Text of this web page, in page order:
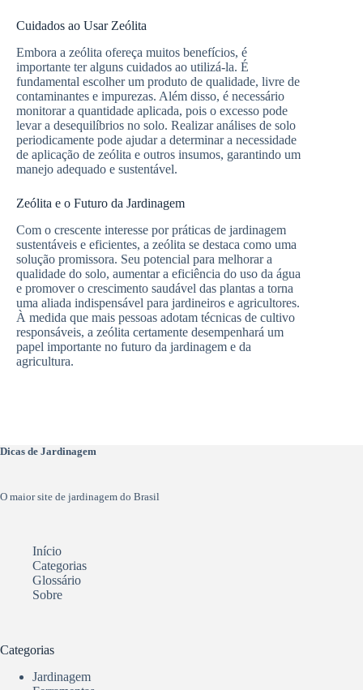
Cuidados ao Usar Zeólita
Embora a zeólita ofereça muitos benefícios, é
importante ter alguns cuidados ao utilizá-la. É
fundamental escolher um produto de qualidade, livre de
contaminantes e impurezas. Além disso, é necessário
monitorar a quantidade aplicada, pois o excesso pode
levar a desequilíbrios no solo. Realizar análises de solo
periodicamente pode ajudar a determinar a necessidade
de aplicação de zeólita e outros insumos, garantindo um
manejo adequado e sustentável.
Zeólita e o Futuro da Jardinagem
Com o crescente interesse por práticas de jardinagem
sustentáveis e eficientes, a zeólita se destaca como uma
solução promissora. Seu potencial para melhorar a
qualidade do solo, aumentar a eficiência do uso da água
e promover o crescimento saudável das plantas a torna
uma aliada indispensável para jardineiros e agricultores.
À medida que mais pessoas adotam técnicas de cultivo
responsáveis, a zeólita certamente desempenhará um
papel importante no futuro da jardinagem e da
agricultura.
Dicas de Jardinagem
O maior site de jardinagem do Brasil
Início
Categorias
Glossário
Sobre
Categorias
Jardinagem